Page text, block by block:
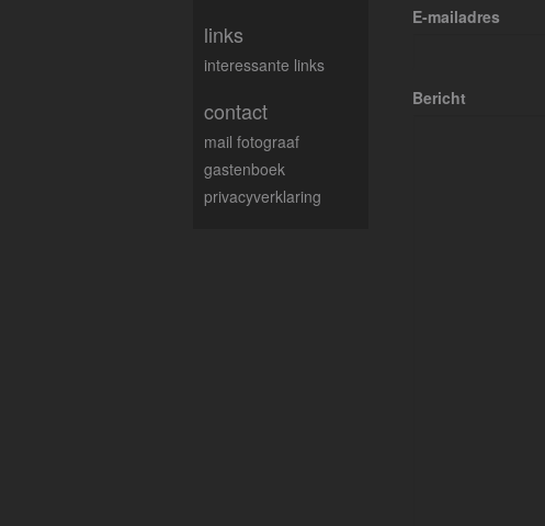
E-mailadres
Bericht
links
interessante links
contact
mail fotograaf
gastenboek
privacyverklaring